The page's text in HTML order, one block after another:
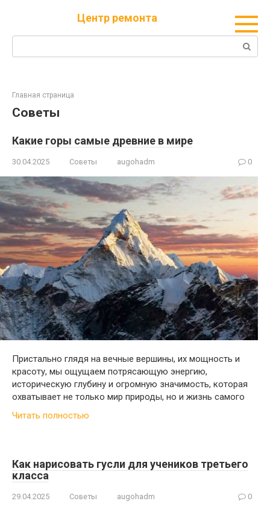
Центр ремонта
Поиск:
Главная страница
Советы
Какие горы самые древние в мире
30.04.2025 Советы augohadm 0
Пристально глядя на вечные вершины, их мощность и
красоту, мы ощущаем потрясающую энергию,
историческую глубину и огромную значимость, которая
охватывает не только мир природы, но и жизнь самого
Читать полностью
Как нарисовать гусли для учеников третьего
класса
29.04.2025 Советы augohadm 0